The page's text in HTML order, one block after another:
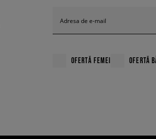
Adresa de e-mail
OFERTĂ FEMEI OFERTĂ